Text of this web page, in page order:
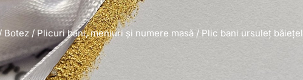
Botez/Plicuri bani, meniuri și numere masă/ Plic bani ursuleț băiețel